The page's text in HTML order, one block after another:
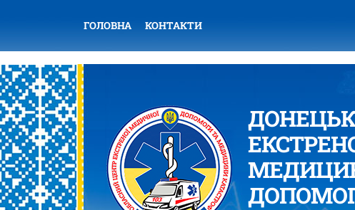
ГОЛОВНА КОНТАКТИ